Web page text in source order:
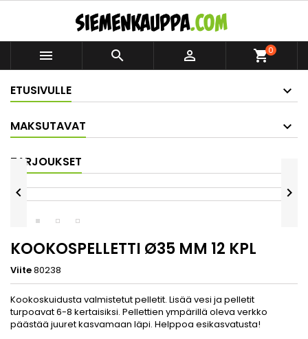
   shopping_cart0
ETUSIVULLE
MAKSUTAVAT
TARJOUKSET
 
KOOKOSPELLETTI Ø35 MM 12 KPL
Viite80238
Kookoskuidusta valmistetut pelletit. Lisää vesi ja pelletit
turpoavat 6-8 kertaisiksi. Pellettien ympärillä oleva verkko
päästää juuret kasvamaan läpi. Helppoa esikasvatusta!